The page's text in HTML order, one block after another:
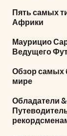
Пять самых
Африки
Маурицио
Ведущего
Обзор самых
мире
Обладатели